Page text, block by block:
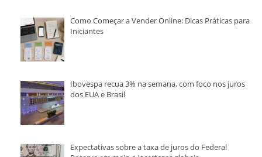
Como Começar a Vender Online: Dicas Práticas para
Iniciantes
Ibovespa recua 3% na semana, com foco nos juros
dos EUA e Brasil
Expectativas sobre a taxa de juros do Federal